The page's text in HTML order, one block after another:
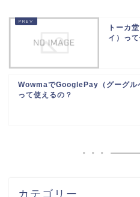
トーカ
イ）っ
WowmaでGooglePay（グーグル
って使えるの？
カテゴリー